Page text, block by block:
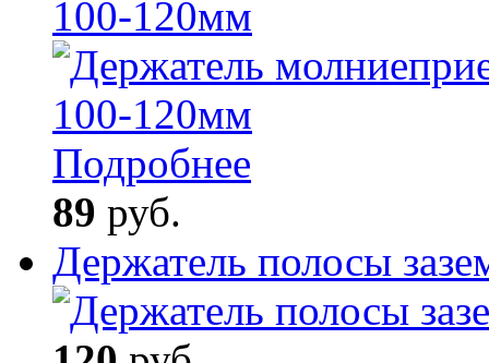
100-120мм
Подробнее
89 руб.
Держатель полосы